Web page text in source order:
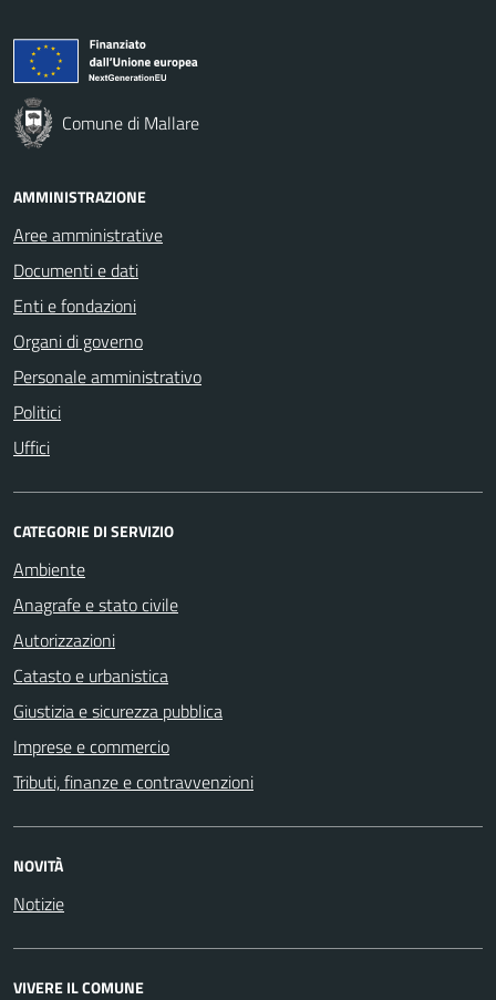
Comune di Mallare
AMMINISTRAZIONE
Aree amministrative
Documenti e dati
Enti e fondazioni
Organi di governo
Personale amministrativo
Politici
Uffici
CATEGORIE DI SERVIZIO
Ambiente
Anagrafe e stato civile
Autorizzazioni
Catasto e urbanistica
Giustizia e sicurezza pubblica
Imprese e commercio
Tributi, finanze e contravvenzioni
NOVITÀ
Notizie
VIVERE IL COMUNE